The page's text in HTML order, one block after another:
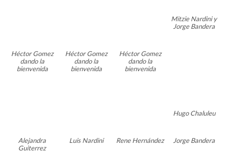
Mitzie Nardini y
Jorge Bandera
Héctor Gomez
dando la
bienvenida
Héctor Gomez
dando la
bienvenida
Héctor Gomez
dando la
bienvenida
Hugo Chaluleu
Alejandra
Guiterrez
Luis Nardini Rene Hernández Jorge Bandera